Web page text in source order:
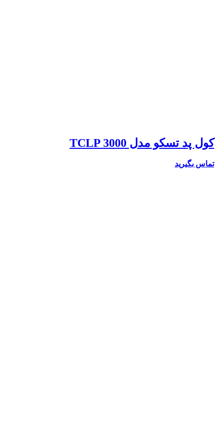
کول پد تسکو مدل TCLP 3000
تماس بگیرید